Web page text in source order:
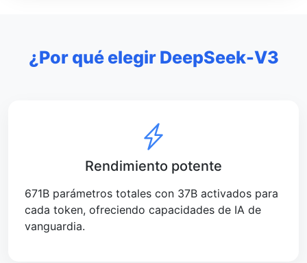
¿Por qué elegir DeepSeek-V3
Rendimiento potente
671B parámetros totales con 37B activados para
cada token, ofreciendo capacidades de IA de
vanguardia.